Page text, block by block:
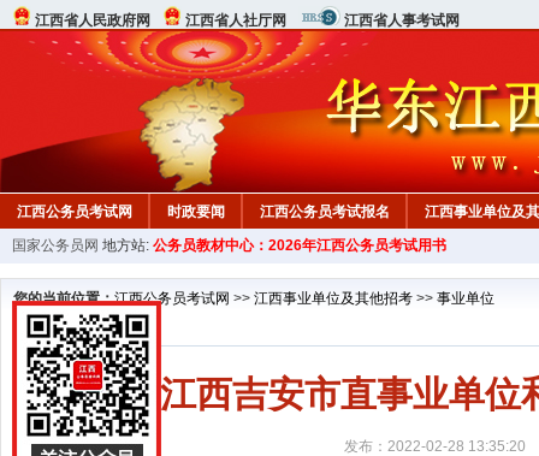
江西省人民政府网 江西省人社厅网 江西省人事考试网
江西公务员考试网 时政要闻 江西公务员考试报名 江西事业单位及
行测真题 在线咨询 教材中心
国家公务员网 地方站: 公务员教材中心：2026年江西公务员考试用书
您的当前位置：江西公务员考试网 >> 江西事业单位及其他招考 >> 事业单位
2022江西吉安市直事业单位
发布：2022-02-28 13:35:20